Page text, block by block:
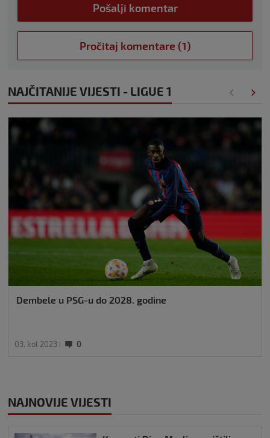
Pošalji komentar
Pročitaj komentare (1)
NAJČITANIJE VIJESTI - LIGUE 1
Dembele u PSG-u do 2028. godine
03. kol 2023 0
NAJNOVIJE VIJESTI